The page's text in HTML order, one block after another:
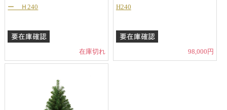
ー Ｈ240
在庫切れ
H240
98,000円